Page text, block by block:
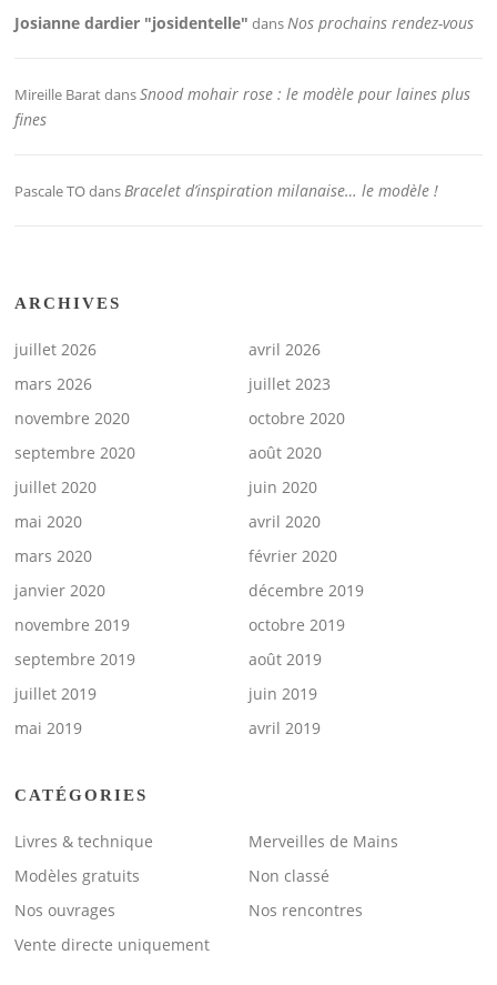
Josianne dardier "josidentelle" dans Nos prochains rendez-vous
Mireille BaratdansSnood mohair rose : le modèle pour laines plus
fines
Pascale TOdans Bracelet d’inspiration milanaise… le modèle !
ARCHIVES
juillet 2026
avril 2026
mars 2026
juillet 2023
novembre 2020
octobre 2020
septembre 2020
août 2020
juillet 2020
juin 2020
mai 2020
avril 2020
mars 2020
février 2020
janvier 2020
décembre 2019
novembre 2019
octobre 2019
septembre 2019
août 2019
juillet 2019
juin 2019
mai 2019
avril 2019
CATÉGORIES
Livres & technique
Merveilles de Mains
Modèles gratuits
Non classé
Nos ouvrages
Nos rencontres
Vente directe uniquement